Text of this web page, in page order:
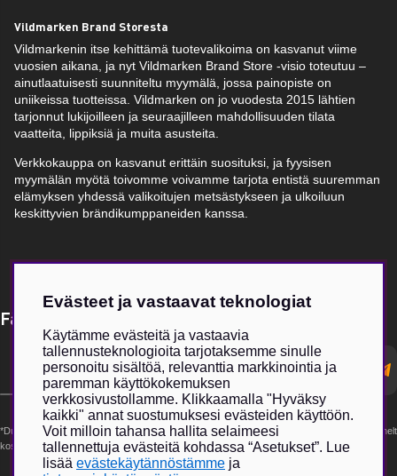
Vildmarken Brand Storesta
Vildmarkenin itse kehittämä tuotevalikoima on kasvanut viime
vuosien aikana, ja nyt Vildmarken Brand Store -visio toteutuu –
ainutlaatuisesti suunniteltu myymälä, jossa painopiste on
uniikeissa tuotteissa. Vildmarken on jo vuodesta 2015 lähtien
tarjonnut lukijoilleen ja seuraajilleen mahdollisuuden tilata
vaatteita, lippiksiä ja muita asusteita.
Verkkokauppa on kasvanut erittäin suosituksi, ja fyysisen
myymälän myötä toivomme voivamme tarjota entistä suuremman
elämyksen yhdessä valikoitujen metsästykseen ja ulkoiluun
keskittyvien brändikumppaneiden kanssa.
Få Magasin Vildmarken direkt till din e-post!*
postadress
*Du kan även få erbjudanden och nyheter från samarbetspartners. Din prenumeration är helt
kostnadsfri och kan avslutas när som helst.
Evästeet ja vastaavat teknologiat
Käytämme evästeitä ja vastaavia
tallennusteknologioita tarjotaksemme sinulle
personoitu sisältöä, relevanttia markkinointia ja
paremman käyttökokemuksen
verkkosivustollamme. Klikkaamalla "Hyväksy
kaikki" annat suostumuksesi evästeiden käyttöön.
Voit milloin tahansa hallita selaimeesi
tallennettuja evästeitä kohdassa “Asetukset”. Lue
lisää evästekäytännöstämme ja